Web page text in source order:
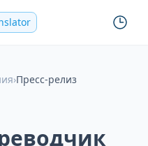
›Пресс-релиз